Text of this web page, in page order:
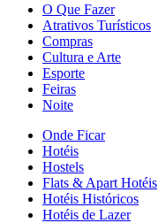
O Que Fazer
Atrativos Turísticos
Compras
Cultura e Arte
Esporte
Feiras
Noite
Onde Ficar
Hotéis
Hostels
Flats & Apart Hotéis
Hotéis Históricos
Hotéis de Lazer